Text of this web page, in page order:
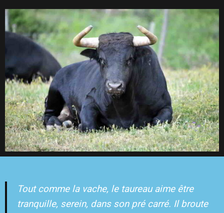
Tout comme la vache, le taureau aime être
tranquille, serein, dans son pré carré. Il broute